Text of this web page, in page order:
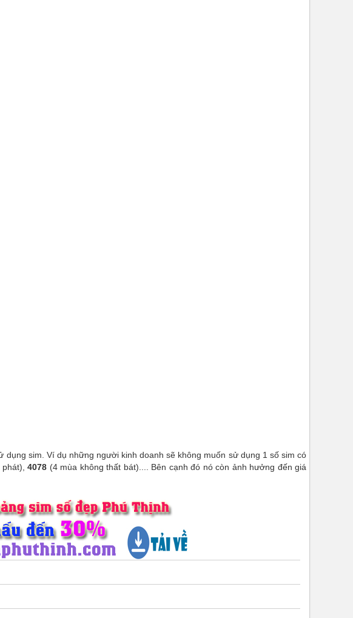
sim. Ví dụ những người kinh doanh sẽ không muốn sử dụng 1 số sim có
4078 (4 mùa không thất bát).... Bên cạnh đó nó còn ảnh hưởng đến giá